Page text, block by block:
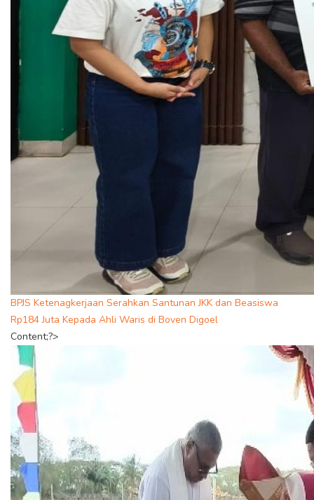
BPJS Ketenagkerjaan Serahkan Santunan JKK dan Beasiswa
Rp184 Juta Kepada Ahli Waris di Boven Digoel
Content;?>